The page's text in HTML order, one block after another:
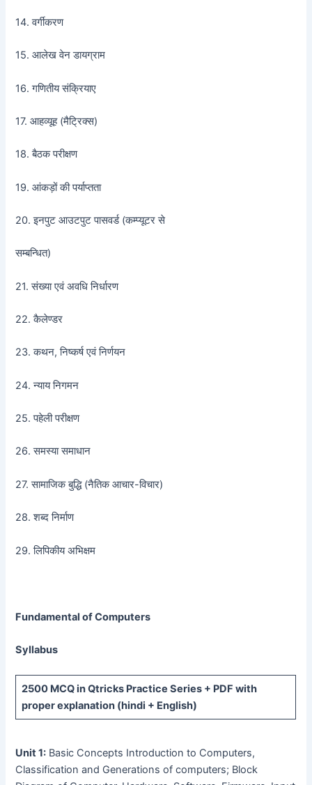
14. वर्गीकरण
15. आलेख वेन डायग्राम
16. गणितीय संक्रियाए
17. आहव्यूह (मैट्रिक्स)
18. बैठक परीक्षण
19. आंकड़ों की पर्याप्तता
20. इनपुट आउटपुट पासवर्ड (कम्प्यूटर से
सम्बन्धित)
21. संख्या एवं अवधि निर्धारण
22. कैलेण्डर
23. कथन, निष्कर्ष एवं निर्णयन
24. न्याय निगमन
25. पहेली परीक्षण
26. समस्या समाधान
27. सामाजिक बुद्धि (नैतिक आचार-विचार)
28. शब्द निर्माण
29. लिपिकीय अभिक्षम
Fundamental of Computers
Syllabus
2500 MCQin Qtricks Practice Series + PDF with
proper explanation (hindi + English)
Unit 1: Basic Concepts Introduction to Computers,
Classification and Generations of computers; Block